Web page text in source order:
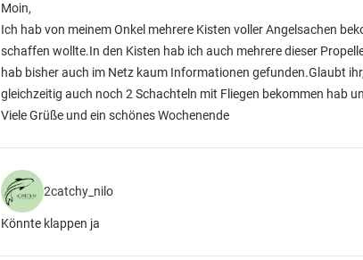
Moin,
Ich hab von meinem Onkel mehrere Kisten voller Angelsachen
schaffen wollte.In den Kisten hab ich auch mehrere dieser
hab bisher auch im Netz kaum Informationen gefunden.Glaubt
gleichzeitig auch noch 2 Schachteln mit Fliegen bekommen hab
Viele Grüße und ein schönes Wochenende
2catchy_nilo
Könnte klappen ja